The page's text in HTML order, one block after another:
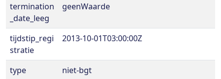
termination
_date_leeg
geenWaarde
tijdstip_regi
stratie
2013-10-01T03:00:00Z
type niet-bgt